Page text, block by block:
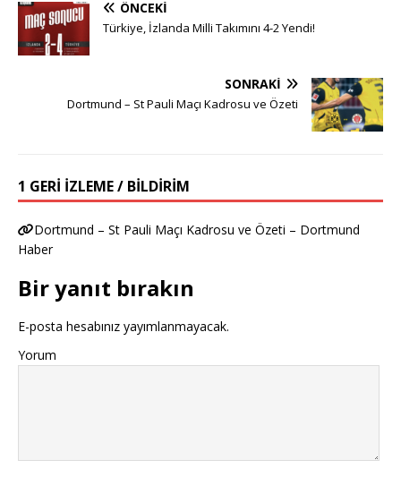
ÖNCEKI
Türkiye, İzlanda Milli Takımını 4-2 Yendi!
SONRAKI
Dortmund – St Pauli Maçı Kadrosu ve Özeti
1 GERI IZLEME / BILDIRIM
Dortmund – St Pauli Maçı Kadrosu ve Özeti – Dortmund
Haber
Bir yanıt bırakın
E-posta hesabınız yayımlanmayacak.
Yorum